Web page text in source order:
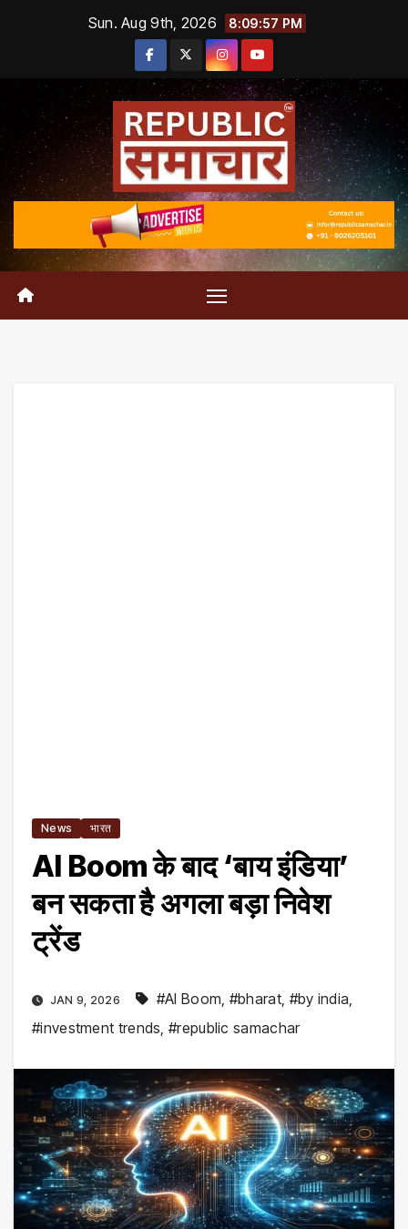
Sun. Aug 9th, 2026 8:09:57 PM
News भारत
AI Boom के बाद ‘बाय इंडिया’
बन सकता है अगला बड़ा निवेश
ट्रेंड
JAN 9, 2026 #AI Boom #bharat, #by india
#investment trends ,#republic samachar